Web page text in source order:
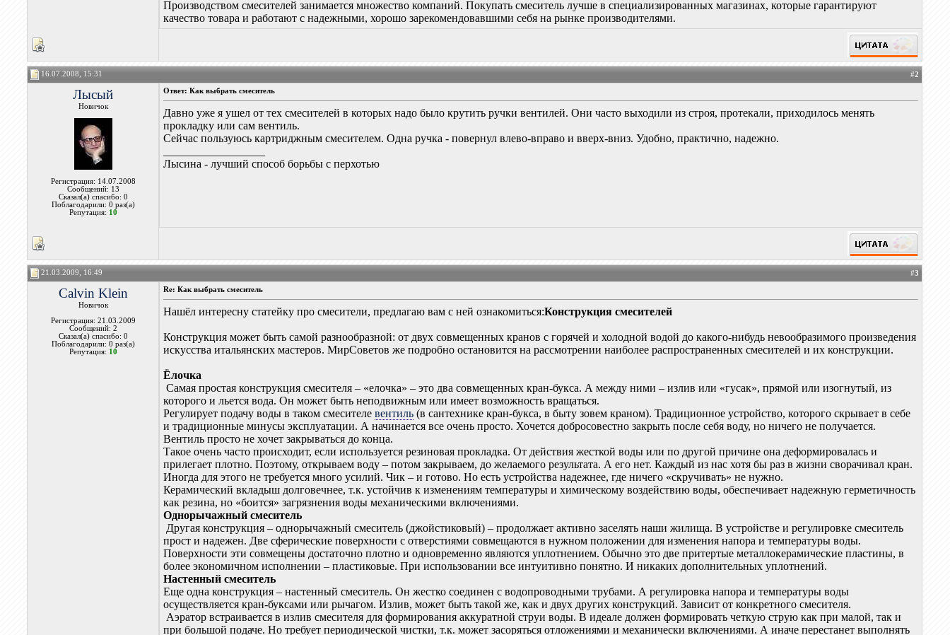
Производством смесителей занимается множество компаний. Покупать смеситель лучше в специализированных магазинах, которые гарантируют
качество товара и работают с надежными, хорошо зарекомендовавшими себя на рынке производителями.
16.07.2008, 15:31 #2
Лысый
Новичок
Регистрация: 14.07.2008
Сообщений: 13
Сказал(а) спасибо: 0
Поблагодарили: 0 раз(а)
Репутация: 10
Ответ: Как выбрать смеситель
Давно уже я ушел от тех смесителей в которых надо было крутить ручки вентилей. Они часто выходили из строя, протекали, приходилось менять
прокладку или сам вентиль.
Сейчас пользуюсь картриджным смесителем. Одна ручка - повернул влево-вправо и вверх-вниз. Удобно, практично, надежно.
Лысина - лучший способ борьбы с перхотью
21.03.2009, 16:49 #3
Calvin Klein
Новичок
Регистрация: 21.03.2009
Сообщений: 2
Сказал(а) спасибо: 0
Поблагодарили: 0 раз(а)
Репутация: 10
Re: Как выбрать смеситель
Нашёл интересну статейку про смесители, предлагаю вам с ней ознакомиться:Конструкция смесителей
Конструкция может быть самой разнообразной: от двух совмещенных кранов с горячей и холодной водой до какого-нибудь невообразимого произведения
искусства итальянских мастеров. МирСоветов же подробно остановится на рассмотрении наиболее распространенных смесителей и их конструкции.
Ёлочка
Самая простая конструкция смесителя – «елочка» – это два совмещенных кран-букса. А между ними – излив или «гусак», прямой или изогнутый, из
которого и льется вода. Он может быть неподвижным или имеет возможность вращаться.
Регулирует подачу воды в таком смесителевентиль (в сантехнике кран-букса, в быту зовем краном). Традиционное устройство, которого скрывает в себе
и традиционные минусы эксплуатации. А начинается все очень просто. Хочется добросовестно закрыть после себя воду, но ничего не получается.
Вентиль просто не хочет закрываться до конца.
Такое очень часто происходит, если используется резиновая прокладка. От действия жесткой воды или по другой причине она деформировалась и
прилегает плотно. Поэтому, открываем воду – потом закрываем, до желаемого результата. А его нет. Каждый из нас хотя бы раз в жизни сворачивал кран.
Иногда для этого не требуется много усилий. Чик – и готово. Но есть устройства надежнее, где ничего «скручивать» не нужно.
Керамический вкладыш долговечнее, т.к. устойчив к изменениям температуры и химическому воздействию воды, обеспечивает надежную герметичность
как резина, но «боится» загрязнения воды механическими включениями.
Однорычажный смеситель
Другая конструкция – однорычажный смеситель (джойстиковый) – продолжает активно заселять наши жилища. В устройстве и регулировке смеситель
прост и надежен. Две сферические поверхности с отверстиями совмещаются в нужном положении для изменения напора и температуры воды.
Поверхности эти совмещены достаточно плотно и одновременно являются уплотнением. Обычно это две притертые металлокерамические пластины, в
более экономичном исполнении – пластиковые. При использовании все интуитивно понятно. И никаких дополнительных уплотнений.
Настенный смеситель
Еще одна конструкция – настенный смеситель. Он жестко соединен с водопроводными трубами. А регулировка напора и температуры воды
осуществляется кран-буксами или рычагом. Излив, может быть такой же, как и двух других конструкций. Зависит от конкретного смесителя.
Аэратор встраивается в излив смесителя для формирования аккуратной струи воды. В идеале должен формировать четкую струю как при малой, так и
при большой подаче. Но требует периодической чистки, т.к. может засоряться отложениями и механически включениями. А иначе перестанет выполнять